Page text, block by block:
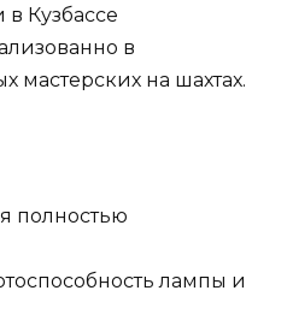
Кузбассе
в
мастерских на шахтах.
полностью
лампы и